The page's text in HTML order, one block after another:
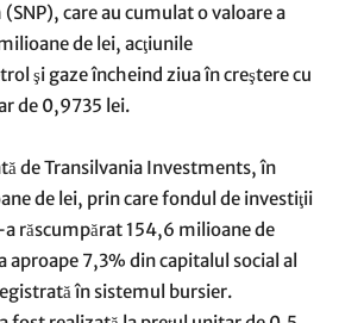
care au cumulat o valoare a
de lei, acţiunile
şi gaze încheind ziua în creştere cu
de 0,9735 lei.
de Transilvania Investments, în
de lei, prin care fondul de investiţii
a răscumpărat 154,6 milioane de
aproape 7,3% din capitalul social al
în sistemul bursier.